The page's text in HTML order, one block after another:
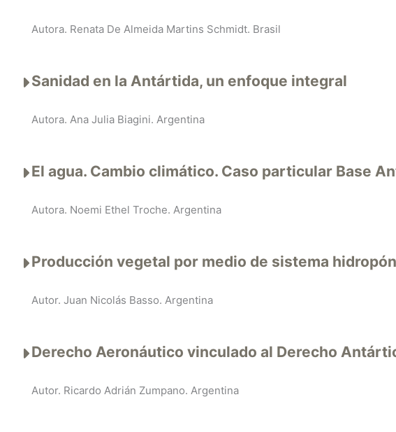
Autora. Renata De Almeida Martins Schmidt. Brasil
Sanidad en la Antártida, un enfoque integral
Autora. Ana Julia Biagini. Argentina
El agua. Cambio climático. Caso particular Base
Autora. Noemi Ethel Troche. Argentina
Producción vegetal por medio de sistema
Autor. Juan Nicolás Basso. Argentina
Derecho Aeronáutico vinculado al Derecho
Autor. Ricardo Adrián Zumpano. Argentina